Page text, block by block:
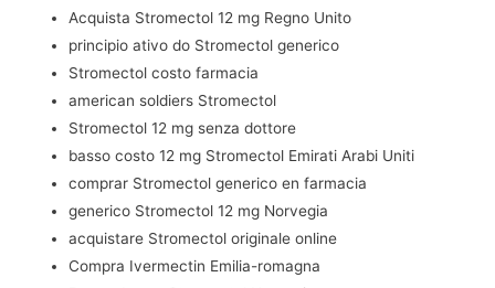
Acquista Stromectol 12 mg Regno Unito
principio ativo do Stromectol generico
Stromectol costo farmacia
american soldiers Stromectol
Stromectol 12 mg senza dottore
basso costo 12 mg Stromectol Emirati Arabi Uniti
comprar Stromectol generico en farmacia
generico Stromectol 12 mg Norvegia
acquistare Stromectol originale online
Compra Ivermectin Emilia-romagna